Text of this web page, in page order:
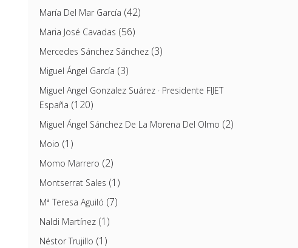
María Del Mar García (42)
Maria José Cavadas (56)
Mercedes Sánchez Sánchez(3)
Miguel Ángel García (3)
Miguel Angel Gonzalez Suárez · Presidente FIJET
España (120)
Miguel Ángel Sánchez De La Morena Del Olmo (2)
Moio (1)
Momo Marrero (2)
Montserrat Sales (1)
Mª Teresa Aguiló (7)
Naldi Martínez(1)
Néstor Trujillo (1)